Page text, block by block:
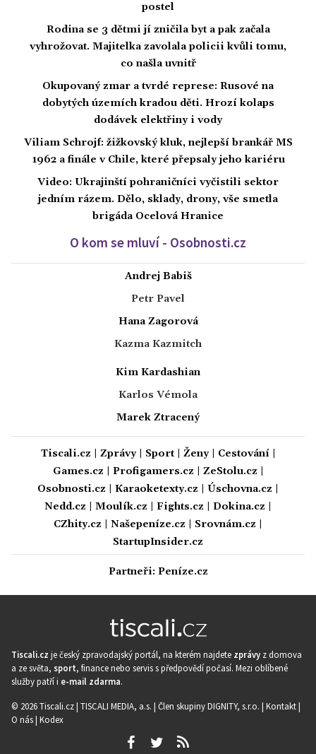
postel
Rodina se 3 dětmi jí zničila byt a pak začala
vyhrožovat. Majitelka zavolala policii kvůli tomu,
co našla uvnitř
Okupovaný zmar a tvrdé represe: Rusové na
dobytých územích kradou děti. Hrozí kolaps
dodávek elektřiny i vody
Viliam Schrojf: žižkovský kluk, nejlepší brankář MS
1962 a finále v Chile, které přepsaly jeho kariéru
Video: Ukrajinští pohraničníci vyčistili sektor
jedním rázem. Dělo, sklady, drony, vše smetla
brigáda Ocelová Hranice
O kom se mluví - Osobnosti.cz
Andrej Babiš
Petr Pavel
Hana Zagorová
Kazma Kazmitch
Kim Kardashian
Karlos Vémola
Marek Ztracený
Tiscali.cz Zprávy| Sport| Ženy| Cestování|
Games.cz
Profigamers.cz ZeStolu.cz
Osobnosti.cz
Karaoketexty.cz Úschovna.cz
Nedd.cz
Moulík.cz Fights.cz Dokina.cz
CZhity.cz
Našepeníze.cz Srovnám.cz
StartupInsider.cz
Partneři: Peníze.cz
Tiscali.cz je český zpravodajský portál, na kterém najdete zprávy z domova
a ze světa, sport, finance nebo servis s předpovědí počasí. Mezi oblíbené
služby patří i e-mail zdarma.
© 2026 Tiscali.cz | TISCALI MEDIA, a.s. | Člen skupiny DIGNITY, s.r.o. | Kontakt|
O nás| Kodex